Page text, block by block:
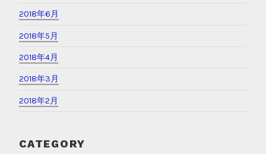
2018年6月
2018年5月
2018年4月
2018年3月
2018年2月
CATEGORY